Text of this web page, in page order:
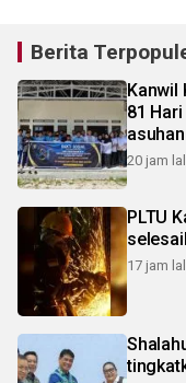
Berita
Kanwil
81
asuhan
20 jam
PLTU
17 jam